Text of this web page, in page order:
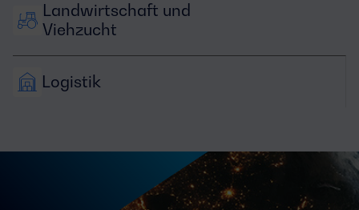
Landwirtschaft und
Viehzucht
Logistik